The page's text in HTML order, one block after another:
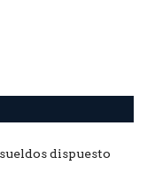
dispuesto